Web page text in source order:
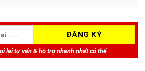
lại tư vấn & hỗ trợ nhanh nhất có thể